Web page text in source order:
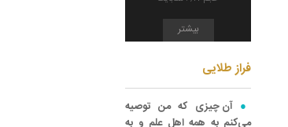
بیشتر
فراز طلایی
آن چیزی که من توصیه
می‌کنم به همه اهل علم و به